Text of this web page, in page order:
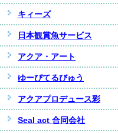
キィーズ
日本観賞魚サービス
アクア・アート
ゆーぴてるびゅう
アクアプロデュース彩
Seal act 合同会社